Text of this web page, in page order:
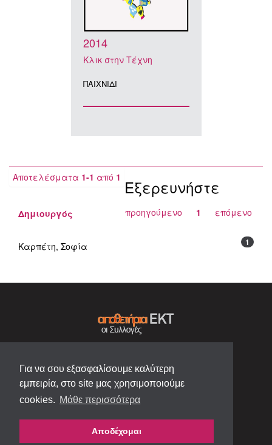
Για να σου εξασφαλίσουμε καλύτερη
εμπειρία, στο site μας χρησιμοποιούμε
cookies. Μάθε περισσότερα
Αποδέχομαι
2014
Κλικ στην Τέχνη
ΠΑΙΧΝΙΔΙ
Αποτελέσματα 1-1 από 1
προηγούμενο 1 επόμενο
Εξερευνήστε
Δημιουργός
1
Καρπέτη, Σοφία